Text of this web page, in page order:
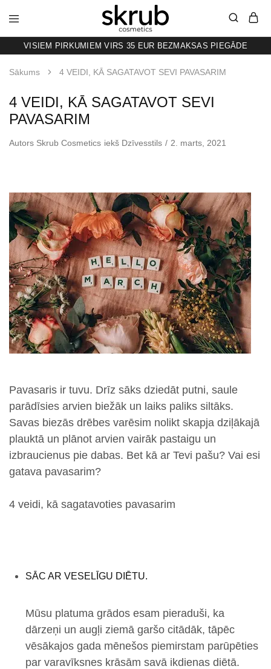
SKRUB
KAFIJAS
SKRUBIS
RAŽOTS
LATVIJĀ
VISIEM PIRKUMIEM VIRS 35 EUR BEZMAKSAS PIEGĀDE
Sākums 4 VEIDI, KĀ SAGATAVOT SEVI PAVASARIM
4 VEIDI, KĀ SAGATAVOT SEVI
PAVASARIM
Autors Skrub Cosmetics iekš Dzīvesstils 2. marts, 2021
Pavasaris ir tuvu. Drīz sāks dziedāt putni, saule
parādīsies arvien biežāk un laiks paliks siltāks.
Savas biezās drēbes varēsim nolikt skapja dziļākajā
plauktā un plānot arvien vairāk pastaigu un
izbraucienus pie dabas. Bet kā ar Tevi pašu? Vai esi
gatava pavasarim?
4 veidi, kā sagatavoties pavasarim
SĀC AR VESELĪGU DIĒTU.
Mūsu platuma grādos esam pieraduši, ka
dārzeņi un augļi ziemā garšo citādāk, tāpēc
vēsākajos gada mēnešos piemirstam parūpēties
par varavīksnes krāsām savā ikdienas diētā.